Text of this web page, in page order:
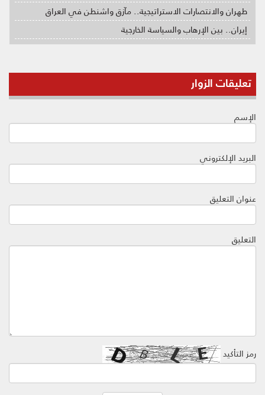
طهران والانتصارات الاستراتيجية.. مآزق واشنطن في العراق
إيران.. بين الإرهاب والسياسة الخارجية
تعليقات الزوار
الإسم
البريد الإلكتروني
عنوان التعليق
التعليق
رمز التأكيد